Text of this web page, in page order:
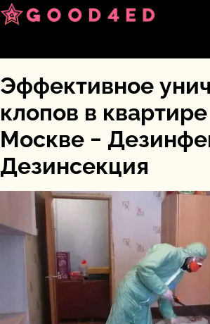
Перейти
Эффективное
клопов в
Москве −
Дезинсекция